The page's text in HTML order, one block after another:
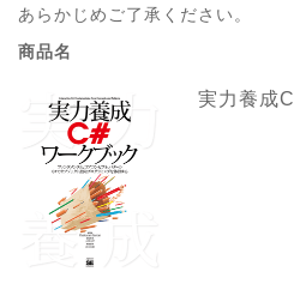
あらかじめご了承ください。
商品名
実力養成